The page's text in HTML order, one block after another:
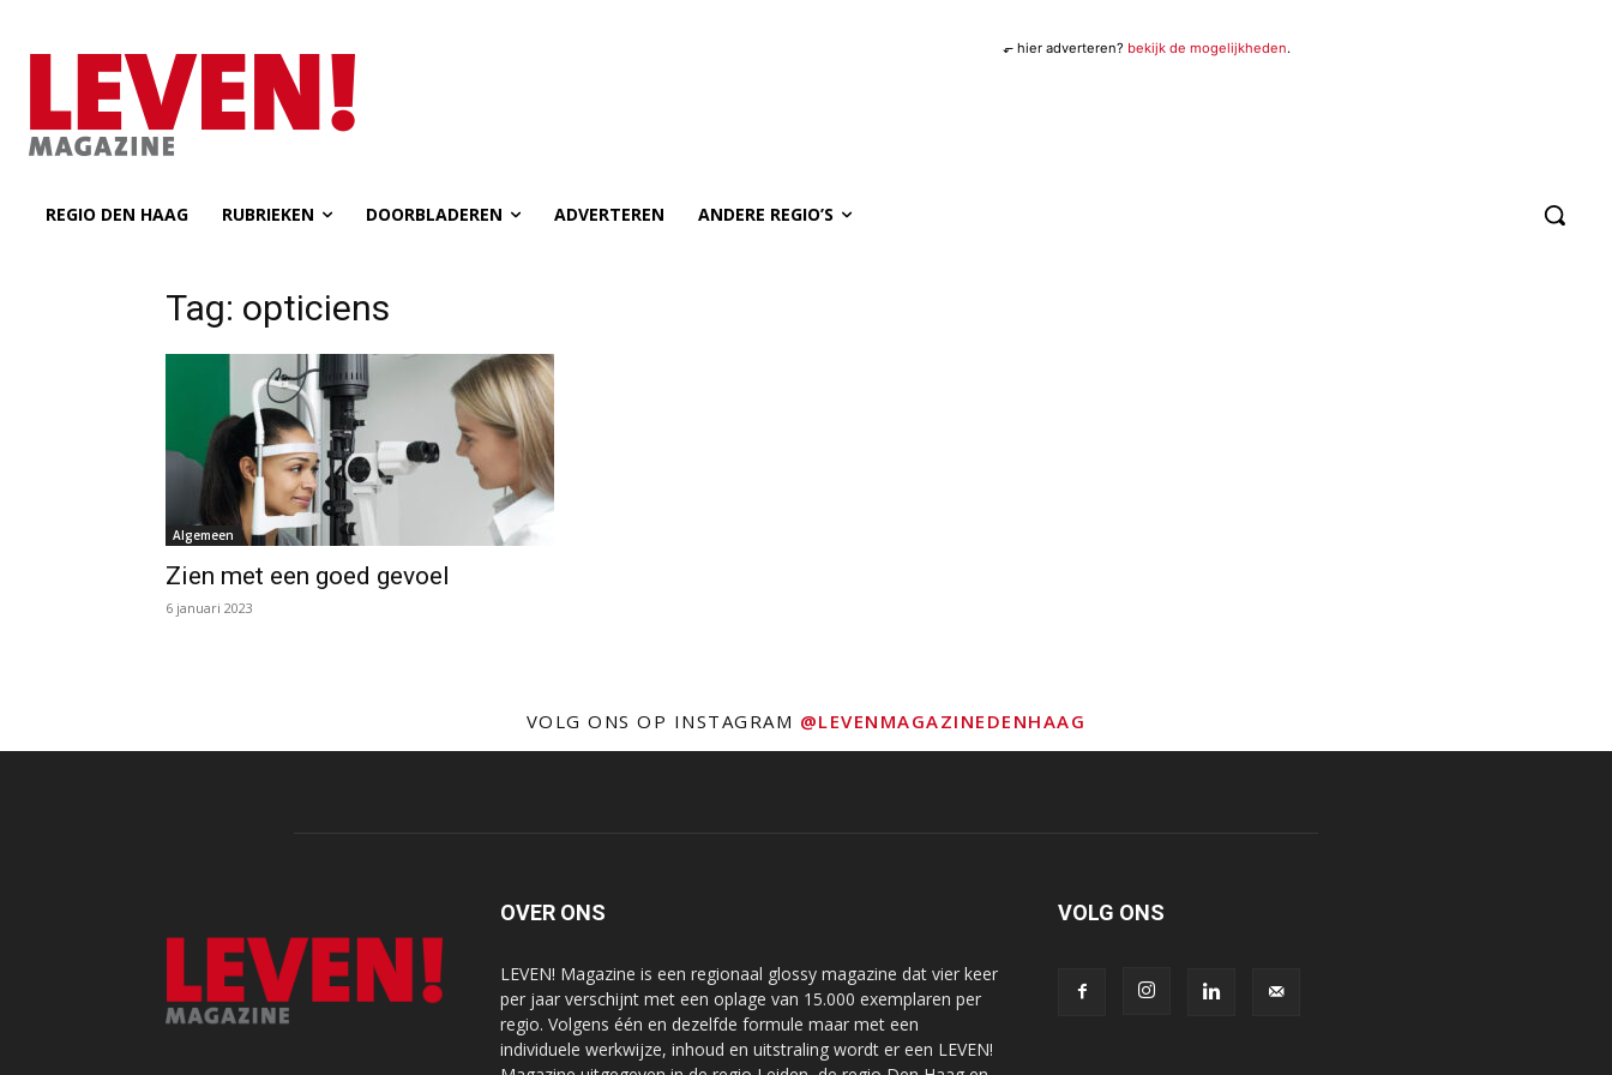
⬐ hier adverteren? bekijk de mogelijkheden.
REGIO DEN HAAG RUBRIEKEN DOORBLADEREN ADVERTEREN ANDERE REGIO’S
Tag: opticiens
Algemeen
Zien met een goed gevoel
6 januari 2023
VOLG ONS OP INSTAGRAM @LEVENMAGAZINEDENHAAG
OVER ONS
LEVEN! Magazine is een regionaal glossy magazine dat vier keer
per jaar verschijnt met een oplage van 15.000 exemplaren per
regio. Volgens één en dezelfde formule maar met een
individuele werkwijze, inhoud en uitstraling wordt er een LEVEN!
VOLG ONS